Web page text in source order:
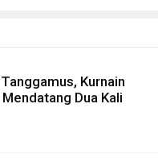
Kurnain
Dua Kali